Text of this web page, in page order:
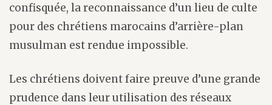
confisquée, la reconnaissance d’un lieu de culte
pour des chrétiens marocains d’arrière-plan
musulman est rendue impossible.
Les chrétiens doivent faire preuve d’une grande
prudence dans leur utilisation des réseaux